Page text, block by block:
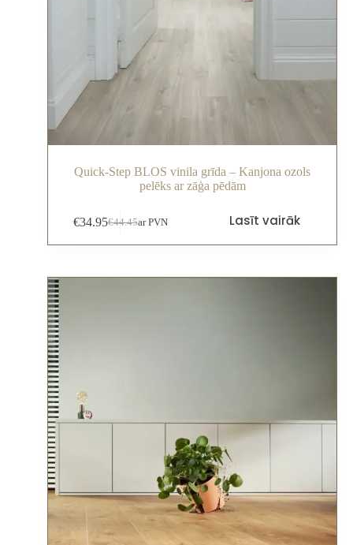
Quick-Step BLOS vinila grīda – Kanjona ozols
pelēks ar zāģa pēdām
€44.45
€34.95 ar PVN Lasīt vairāk